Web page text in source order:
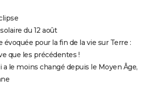
du 12 août
évoquée pour la fin de la vie sur Terre :
que les précédentes !
a le moins changé depuis le Moyen Âge,